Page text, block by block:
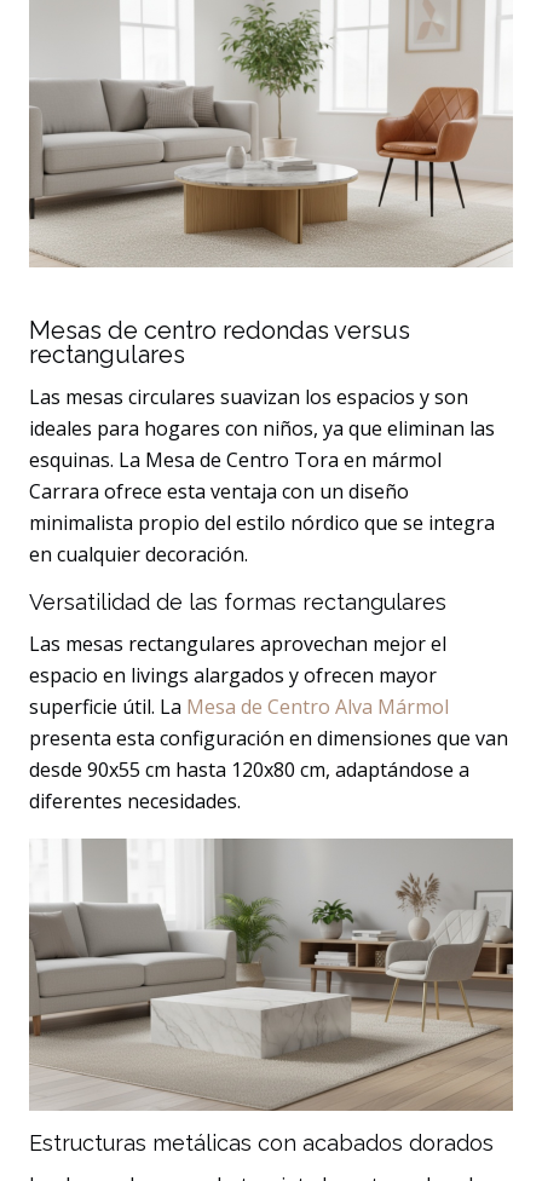
Mesas de centro redondas versus
rectangulares
Las mesas circulares suavizan los espacios y son
ideales para hogares con niños, ya que eliminan las
esquinas. La Mesa de Centro Tora en mármol
Carrara ofrece esta ventaja con un diseño
minimalista propio del estilo nórdico que se integra
en cualquier decoración.
Versatilidad de las formas rectangulares
Las mesas rectangulares aprovechan mejor el
espacio en livings alargados y ofrecen mayor
superficie útil. La Mesa de Centro Alva Mármol
presenta esta configuración en dimensiones que van
desde 90x55 cm hasta 120x80 cm, adaptándose a
diferentes necesidades.
Estructuras metálicas con acabados dorados